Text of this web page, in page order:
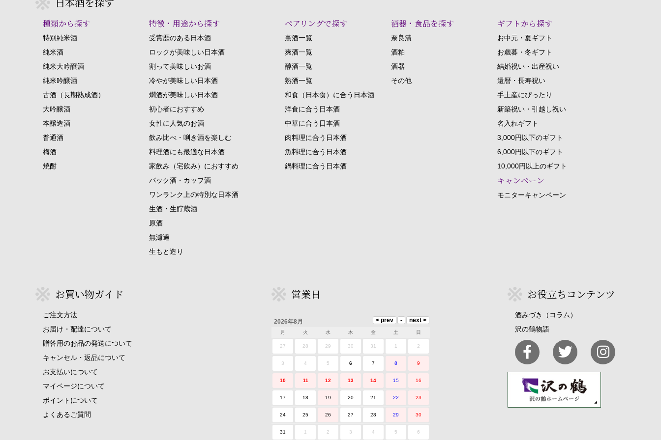
種類から探す
特別純米酒
純米酒
純米大吟醸酒
純米吟醸酒
古酒（長期熟成酒）
大吟醸酒
本醸造酒
普通酒
梅酒
焼酎
特徴・用途から探す
受賞歴のある日本酒
ロックが美味しい日本酒
割って美味しいお酒
冷やが美味しい日本酒
燗酒が美味しい日本酒
初心者におすすめ
女性に人気のお酒
飲み比べ・唎き酒を楽しむ
料理酒にも最適な日本酒
家飲み（宅飲み）におすすめ
パック酒・カップ酒
ワンランク上の特別な日本酒
生酒・生貯蔵酒
原酒
無濾過
生もと造り
ペアリングで探す
薫酒一覧
爽酒一覧
醇酒一覧
熟酒一覧
和食（日本食）に合う日本酒
洋食に合う日本酒
中華に合う日本酒
肉料理に合う日本酒
魚料理に合う日本酒
鍋料理に合う日本酒
酒器・食品を探す
奈良漬
酒粕
酒器
その他
ギフトから探す
お中元・夏ギフト
お歳暮・冬ギフト
結婚祝い・出産祝い
還暦・長寿祝い
手土産にぴったり
新築祝い・引越し祝い
名入れギフト
3,000円以下のギフト
6,000円以下のギフト
10,000円以上のギフト
キャンペーン
モニターキャンペーン
お買い物ガイド
ご注文方法
お届け・配達について
贈答用のお品の発送について
キャンセル・返品について
お支払いについて
マイページについて
ポイントについて
よくあるご質問
営業日
2026年8月
月 火 水 木 金 土 日
27 28 29 30 31 1 2
3 4 5 6 7 8 9
10 11 12 13 14 15 16
17 18 19 20 21 22 23
24 25 26 27 28 29 30
31 1 2 3 4 5 6
お役立ちコンテンツ
酒みづき（コラム）
沢の鶴物語